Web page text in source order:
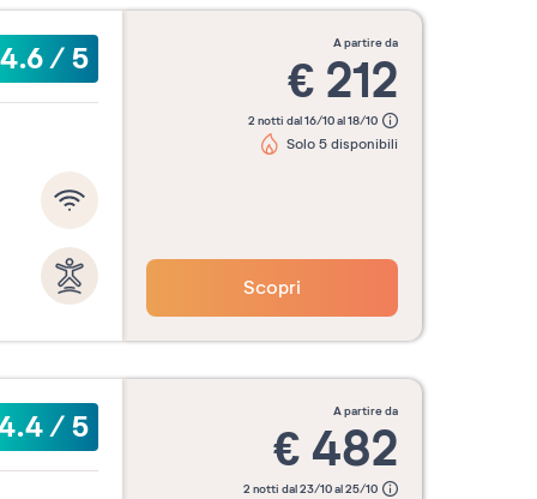
search_date_submit
4.6/5 a partire da
€ 212
2 notti dal 16/10 al 18/10
Solo 5 disponibili
Scopri
/5 a partire da
€ 482
2 notti dal 23/10 al 25/10